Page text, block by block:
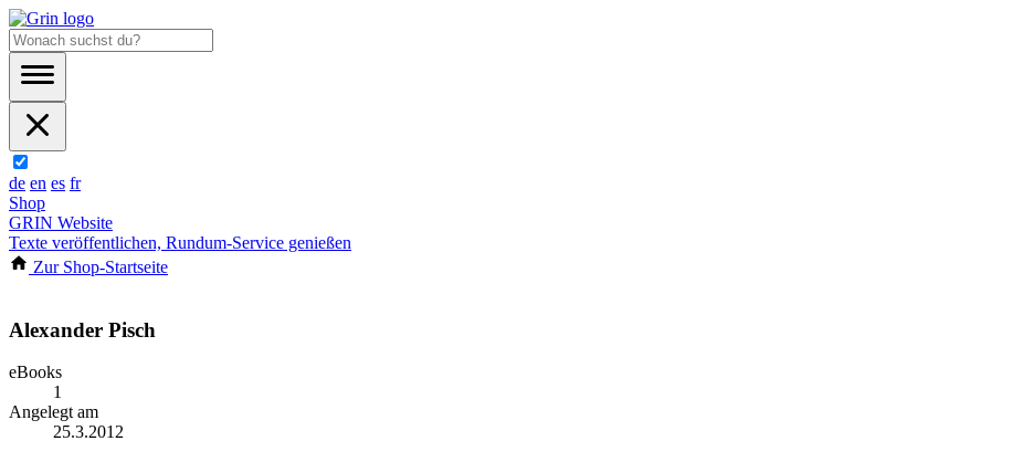
de en es fr
Shop
GRIN Website
Texte veröffentlichen, Rundum-Service genießen
Zur Shop-Startseite
Alexander Pisch
eBooks
1
Angelegt am
25.3.2012